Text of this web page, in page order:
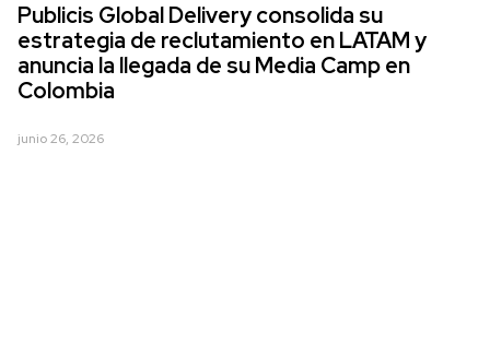
Publicis Global Delivery consolida su
estrategia de reclutamiento en LATAM y
anuncia la llegada de su Media Camp en
Colombia
junio 26, 2026